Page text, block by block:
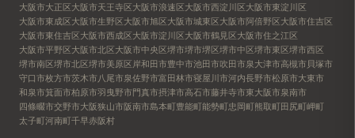
大阪市大正区大阪市天王寺区大阪市浪速区大阪市西淀川区大阪市東淀川区
大阪市東成区大阪市生野区大阪市旭区大阪市城東区大阪市阿倍野区大阪市住吉区
大阪市東住吉区大阪市西成区大阪市淀川区大阪市鶴見区大阪市住之江区
大阪市平野区大阪市北区大阪市中央区堺市堺市堺区堺市中区堺市東区堺市西区
堺市南区堺市北区堺市美原区岸和田市豊中市池田市吹田市泉大津市高槻市 貝塚市
守口市枚方市茨木市八尾市泉佐野市富田林市寝屋川市河内長野市松原市大東市
和泉市箕面市柏原市羽曳野市門真市摂津市高石市藤井寺市東大阪市泉南市
四條畷市交野市大阪狭山市阪南市島本町豊能町能勢町忠岡町熊取町田尻町岬町
太子町河南町千早赤阪村